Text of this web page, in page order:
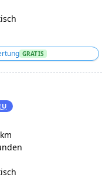
GRATIS